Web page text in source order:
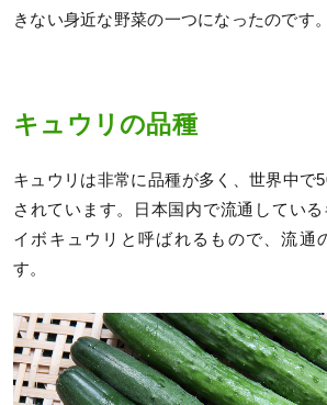
きない身近な野菜の一つになったのです。
キュウリの品種
キュウリは非常に品種が多く、世界中で
されています。日本国内で流通してい
イボキュウリと呼ばれるもので、流通
す。